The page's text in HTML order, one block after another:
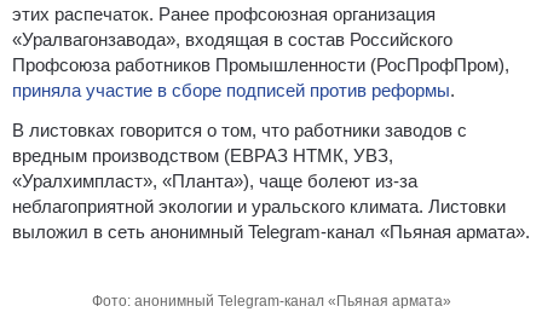
этих распечаток. Ранее профсоюзная организация
«Уралвагонзавода», входящая в состав Российского
Профсоюза работников Промышленности (РосПрофПром),
приняла участие в сборе подписей против реформы.
В листовках говорится о том, что работники заводов с
вредным производством (ЕВРАЗ НТМК, УВЗ,
«Уралхимпласт», «Планта»), чаще болеют из-за
неблагоприятной экологии и уральского климата. Листовки
выложил в сеть анонимный Telegram-канал «Пьяная армата».
Фото: анонимный Telegram-канал «Пьяная армата»